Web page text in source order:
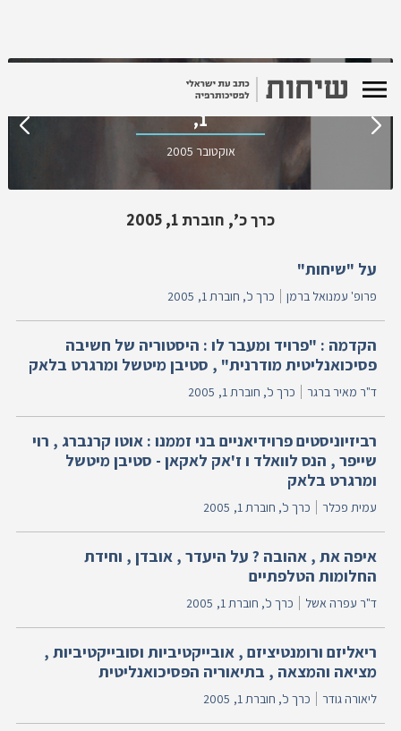
כרך כ' - חוברת
1,
אוקטובר 2005
כרך כ', חוברת 1, 2005
על "שיחות"
פרופ' עמנואל ברמן כרך כ', חוברת 1, 2005
הקדמה : "פרויד ומעבר לו : היסטוריה של חשיבה
פסיכואנליטית מודרנית" , סטיבן מיטשל ומרגרט בלאק
ד"ר מאיר ברגר כרך כ', חוברת 1, 2005
רביזיוניסטים פרוידיאניים בני זממנו : אוטו קרנברג , רוי
שייפר , הנס לוואלד ו ז'אק לאקאן - סטיבן מיטשל
ומרגרט בלאק
עמית פכלר כרך כ', חוברת 1, 2005
איפה את , אהובה ? על היעדר , אובדן , וחידת
החלומות הטלפתיים
ד"ר עפרה אשל כרך כ', חוברת 1, 2005
ריאליזם ורומנטיציזם , אובייקטיביות וסובייקטיביות ,
מציאה והמצאה , בתיאוריה הפסיכואנליטית
ליאורה גודר כרך כ', חוברת 1, 2005